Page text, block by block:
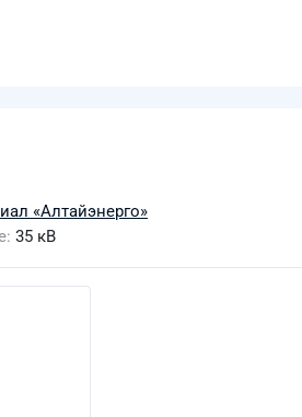
«Алтайэнерго»
35 кВ